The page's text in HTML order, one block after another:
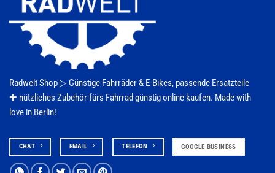
Radwelt Shop ▷ Günstige Fahrräder & E-Bikes, passende Ersatzteile
✚ nützliches Zubehör fürs Fahrrad günstig online kaufen. Made with
love in Berlin!
CHAT EMAIL TELEFON GOOGLE BUSINESS